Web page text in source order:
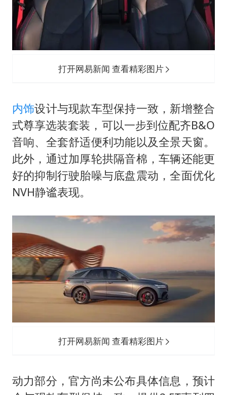
打开网易新闻 查看精彩图片
内饰设计与现款车型保持一致，新增整合
式尊享选装套装，可以一步到位配齐B&O
音响、全套舒适便利功能以及全景天窗。
此外，通过加厚轮拱隔音棉，车辆还能更
好的抑制行驶胎噪与底盘震动，全面优化
NVH静谧表现。
打开网易新闻 查看精彩图片
动力部分，官方尚未公布具体信息，预计